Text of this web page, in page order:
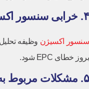
۴. خرابی سنسور اکسیژن
سنسور اکسیژن وظیفه
بروز خطای EPC شود.
۵. مشکلات مربوط به ECU